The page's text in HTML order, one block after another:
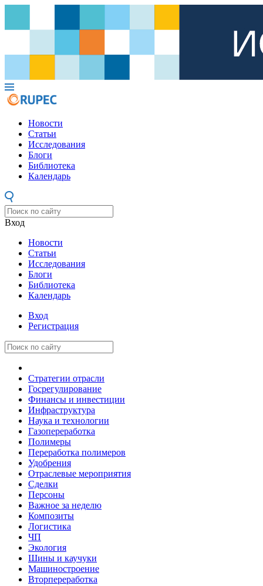
Новости
Статьи
Исследования
Блоги
Библиотека
Календарь
Вход
Новости
Статьи
Исследования
Блоги
Библиотека
Календарь
Вход
Регистрация
Стратегии отрасли
Госрегулирование
Финансы и инвестиции
Инфраструктура
Наука и технологии
Газопереработка
Полимеры
Переработка полимеров
Удобрения
Отраслевые мероприятия
Сделки
Персоны
Важное за неделю
Композиты
Логистика
ЧП
Экология
Шины и каучуки
Машиностроение
Вторпереработка